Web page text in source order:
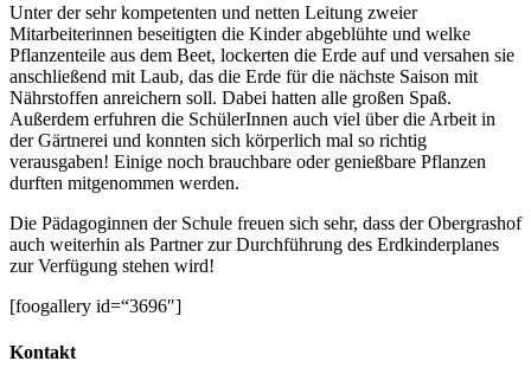
Unter der sehr kompetenten und netten Leitung zweier
Mitarbeiterinnen beseitigten die Kinder abgeblühte und welke
Pflanzenteile aus dem Beet, lockerten die Erde auf und versahen sie
anschließend mit Laub, das die Erde für die nächste Saison mit
Nährstoffen anreichern soll. Dabei hatten alle großen Spaß.
Außerdem erfuhren die SchülerInnen auch viel über die Arbeit in
der Gärtnerei und konnten sich körperlich mal so richtig
verausgaben! Einige noch brauchbare oder genießbare Pflanzen
durften mitgenommen werden.
Die Pädagoginnen der Schule freuen sich sehr, dass der Obergrashof
auch weiterhin als Partner zur Durchführung des Erdkinderplanes
zur Verfügung stehen wird!
[foogallery id=“3696″]
Kontakt